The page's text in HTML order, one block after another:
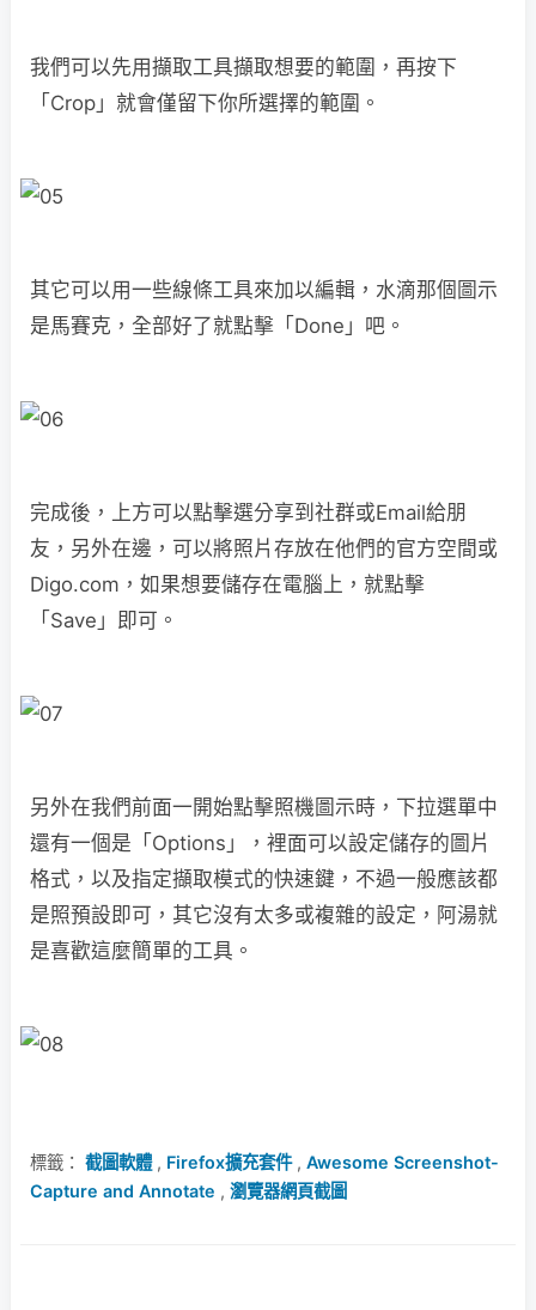
我們可以先用擷取工具擷取想要的範圍，再按下
「Crop」就會僅留下你所選擇的範圍。
其它可以用一些線條工具來加以編輯，水滴那個圖示
是馬賽克，全部好了就點擊「Done」吧。
完成後，上方可以點擊選分享到社群或Email給朋
友，另外在邊，可以將照片存放在他們的官方空間或
Digo.com，如果想要儲存在電腦上，就點擊
「Save」即可。
另外在我們前面一開始點擊照機圖示時，下拉選單中
還有一個是「Options」，裡面可以設定儲存的圖片
格式，以及指定擷取模式的快速鍵，不過一般應該都
是照預設即可，其它沒有太多或複雜的設定，阿湯就
是喜歡這麼簡單的工具。
標籤： 截圖軟體, Firefox擴充套件, Awesome Screenshot-
Capture and Annotate , 瀏覽器網頁截圖